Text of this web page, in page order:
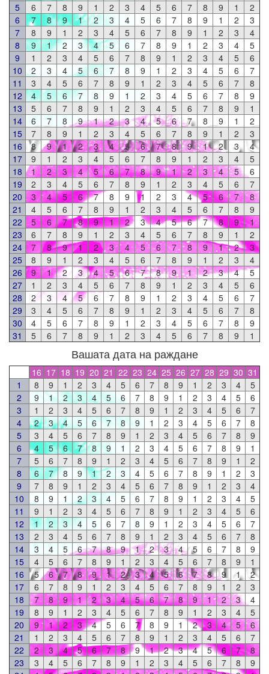
5
6 7 8 9 1 2 3 4 5 6 7 8 9 1
2
6
7 8 9 1 2 3 4 5 6 7 8 9 1 2
3
7
8 9 1 2 3 4 5 6 7 8 9 1 2 3
4
8
9 1 2 3 4 5 6 7 8 9 1 2 3 4
5
9
1 2 3 4 5 6 7 8 9 1 2 3 4 5
6
10
2 3 4 5 6 7 8 9 1 2 3 4 5 6
7
11
3 4 5 6 7 8 9 1 2 3 4 5 6 7
8
12
4 5 6 7 8 9 1 2 3 4 5 6 7 8
9
13
5 6 7 8 9 1 2 3 4 5 6 7 8 9
1
14
6 7 8 9 1 2 3 4 5 6 7 8 9 1
2
15
7 8 9 1 2 3 4 5 6 7 8 9 1 2
3
16
8 9 1 2 3 4 5 6 7 8 9 1 2 3
4
17
9 1 2 3 4 5 6 7 8 9 1 2 3 4
5
18
1 2 3 4 5 6 7 8 9 1 2 3 4 5
6
19
2 3 4 5 6 7 8 9 1 2 3 4 5 6
7
20
3 4 5 6 7 8 9 1 2 3 4 5 6 7
8
21
4 5 6 7 8 9 1 2 3 4 5 6 7 8
9
22
5 6 7 8 9 1 2 3 4 5 6 7 8 9
1
23
6 7 8 9 1 2 3 4 5 6 7 8 9 1
2
24
7 8 9 1 2 3 4 5 6 7 8 9 1 2
3
25
8 9 1 2 3 4 5 6 7 8 9 1 2 3
4
26
9 1 2 3 4 5 6 7 8 9 1 2 3 4
5
27
1 2 3 4 5 6 7 8 9 1 2 3 4 5
6
28
2 3 4 5 6 7 8 9 1 2 3 4 5 6
7
29
3 4 5 6 7 8 9 1 2 3 4 5 6 7
8
30
4 5 6 7 8 9 1 2 3 4 5 6 7 8
9
31
5 6 7 8 9 1 2 3 4 5 6 7 8 9 1
Вашата дата на раждане
16 17 18 19 20 21 22 23 24 25 26 27 28 29 30 31
1
8 9 1 2 3 4 5 6 7 8 9 1 2 3 4
5
2
9 1 2 3 4 5 6 7 8 9 1 2 3 4 5
6
3
1 2 3 4 5 6 7 8 9 1 2 3 4 5 6
7
4
2 3 4 5 6 7 8 9 1 2 3 4 5 6 7
8
5
3 4 5 6 7 8 9 1 2 3 4 5 6 7 8
9
6
4 5 6 7 8 9 1 2 3 4 5 6 7 8 9
1
7
5 6 7 8 9 1 2 3 4 5 6 7 8 9 1
2
8
6 7 8 9 1 2 3 4 5 6 7 8 9 1 2
3
9
7 8 9 1 2 3 4 5 6 7 8 9 1 2 3
4
10
8 9 1 2 3 4 5 6 7 8 9 1 2 3 4
5
11
9 1 2 3 4 5 6 7 8 9 1 2 3 4 5
6
12
1 2 3 4 5 6 7 8 9 1 2 3 4 5 6
7
13
2 3 4 5 6 7 8 9 1 2 3 4 5 6 7
8
14
3 4 5 6 7 8 9 1 2 3 4 5 6 7 8
9
15
4 5 6 7 8 9 1 2 3 4 5 6 7 8 9
1
16
5 6 7 8 9 1 2 3 4 5 6 7 8 9 1
2
17
6 7 8 9 1 2 3 4 5 6 7 8 9 1 2
3
18
7 8 9 1 2 3 4 5 6 7 8 9 1 2 3
4
19
8 9 1 2 3 4 5 6 7 8 9 1 2 3 4
5
20
9 1 2 3 4 5 6 7 8 9 1 2 3 4 5
6
21
1 2 3 4 5 6 7 8 9 1 2 3 4 5 6
7
22
2 3 4 5 6 7 8 9 1 2 3 4 5 6 7
8
23
3 4 5 6 7 8 9 1 2 3 4 5 6 7 8
9